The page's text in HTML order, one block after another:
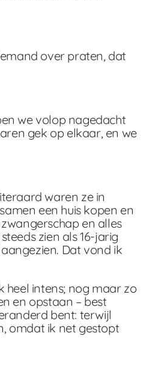
over praten, dat
we volop nagedacht
gek op elkaar, en we
waren ze in
een huis kopen en
en alles
zien als 16-jarig
Dat vond ik
heel intens; nog maar zo
en opstaan – best
bent: terwijl
omdat ik net gestopt